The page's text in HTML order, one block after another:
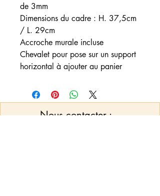
de 3mm
Dimensions du cadre : H. 37,5cm
/ L. 29cm
Accroche murale incluse
Chevalet pour pose sur un support
horizontal à ajouter au panier
Nous contacter: